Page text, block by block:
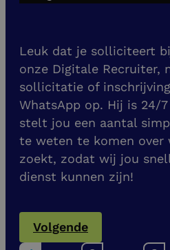
Leuk dat je solliciteert
onze Digitale Recruiter,
sollicitatie of
WhatsApp op. Hij is 24/
stelt jou een aantal
te weten te komen over
zoekt, zodat wij jou
dienst kunnen zijn!
Volgende